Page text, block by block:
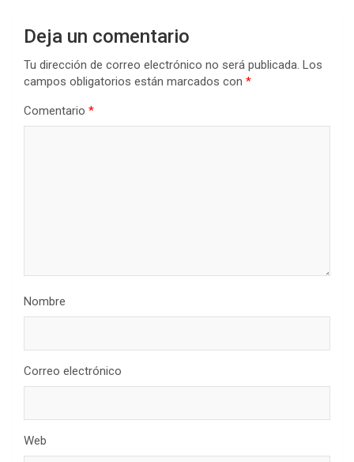
Deja un comentario
Tu dirección de correo electrónico no será publicada. Los
campos obligatorios están marcados con *
Comentario *
Nombre
Correo electrónico
Web